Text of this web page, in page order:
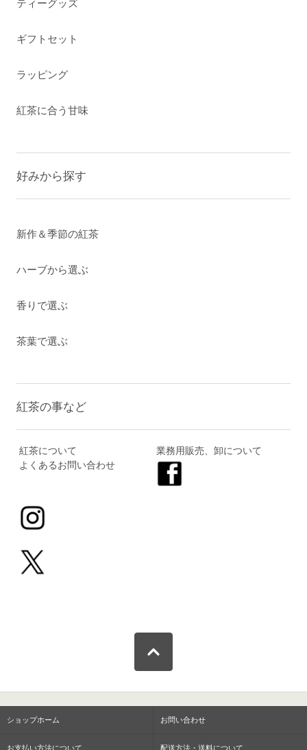
ティーグッズ
ギフトセット
ラッピング
紅茶に合う甘味
好みから探す
新作＆季節の紅茶
ハーブから選ぶ
香りで選ぶ
茶葉で選ぶ
紅茶の事など
紅茶について
業務用販売、卸について
よくあるお問い合わせ
ショップホーム お問い合わせ
お支払い方法について 配送方法・送料について